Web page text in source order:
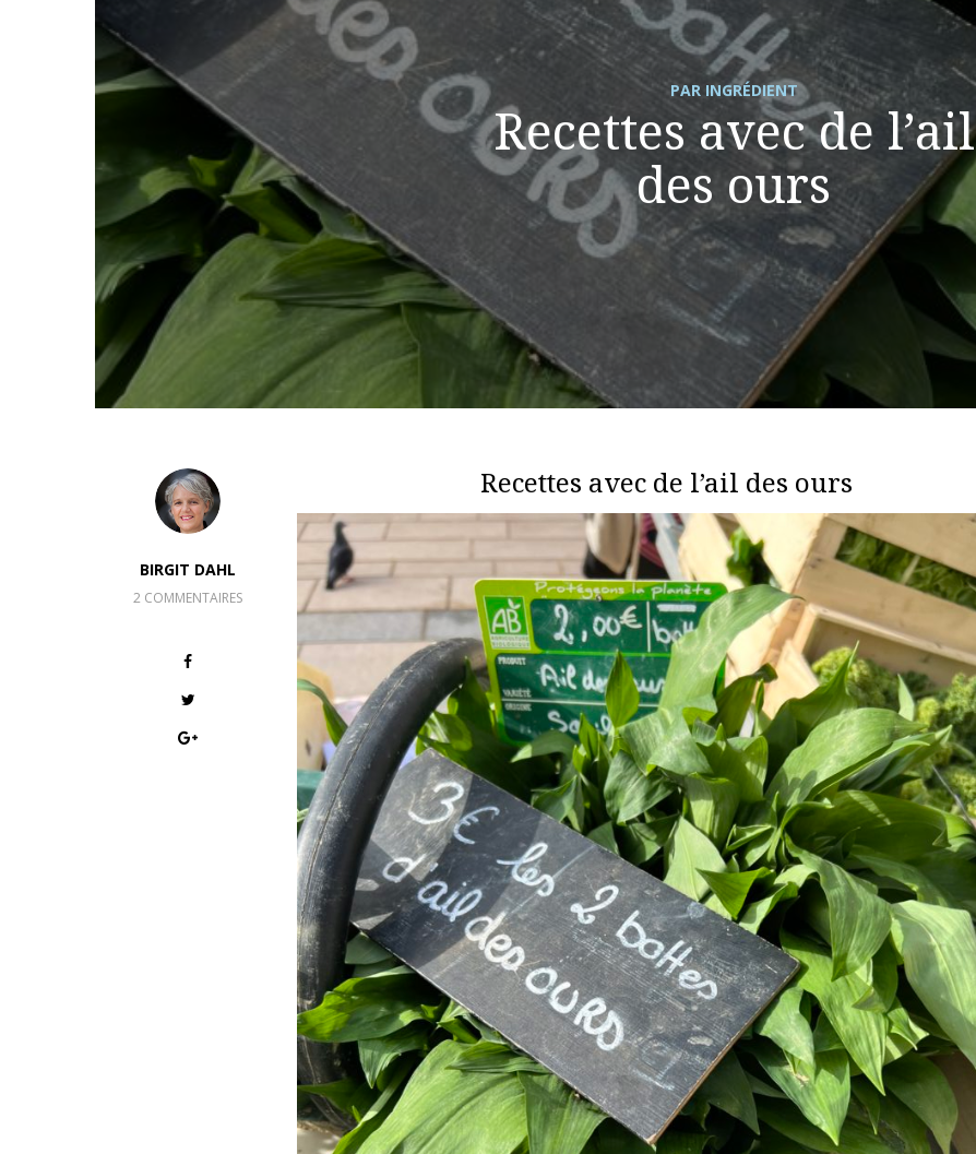
PAR INGRÉDIENT
Recettes avec de l’ail
des ours
BIRGIT DAHL
2 COMMENTAIRES
Recettes avec de l’ail des ours